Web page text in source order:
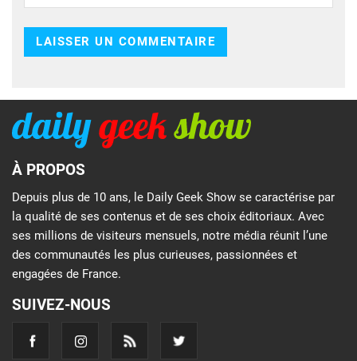
À PROPOS
Depuis plus de 10 ans, le Daily Geek Show se caractérise par
la qualité de ses contenus et de ses choix éditoriaux. Avec
ses millions de visiteurs mensuels, notre média réunit l’une
des communautés les plus curieuses, passionnées et
engagées de France.
SUIVEZ-NOUS